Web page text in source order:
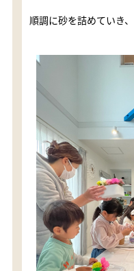
順調に砂を詰めていき、